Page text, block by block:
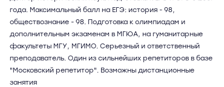
года. Максимальный балл на ЕГЭ: история - 98,
обществознание - 98. Подготовка к олимпиадам и
дополнительным экзаменам в МГЮА, на гуманитарные
факультеты МГУ, МГИМО. Серьезный и ответственный
преподаватель. Один из сильнейших репетиторов в базе
"Московский репетитор". Возможны дистанционные
занятия